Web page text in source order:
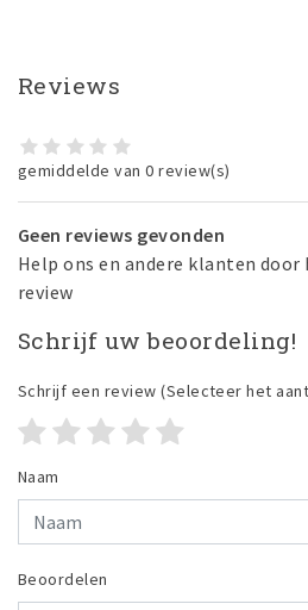
Reviews
gemiddelde van 0 review(s)
Geen reviews gevonden
Help ons en andere klanten door
review
Schrijf uw beoordeling!
Schrijf een review (Selecteer het
Naam
Beoordelen